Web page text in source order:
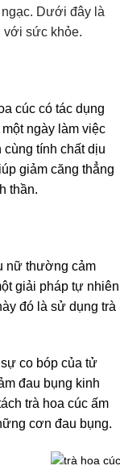
Dưới đây là
với sức khỏe.
cúc có tác dụng
ngày làm việc
tính chất dịu
giảm căng thẳng
thần.
nữ thường cảm
giải pháp tự nhiên
đó là sử dụng trà
co bóp của tử
đau bụng kinh
trà hoa cúc ấm
cơn đau bụng.